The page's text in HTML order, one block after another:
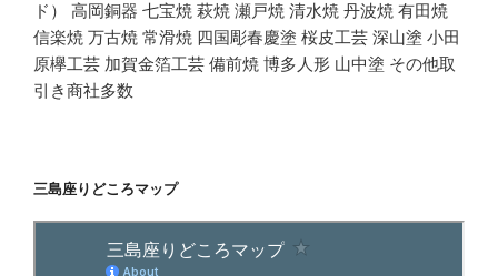
ド） 高岡銅器 七宝焼 萩焼 瀬戸焼 清水焼 丹波焼 有田焼
信楽焼 万古焼 常滑焼 四国彫春慶塗 桜皮工芸 深山塗 小田
原欅工芸 加賀金箔工芸 備前焼 博多人形 山中塗 その他取
引き商社多数
三島座りどころマップ